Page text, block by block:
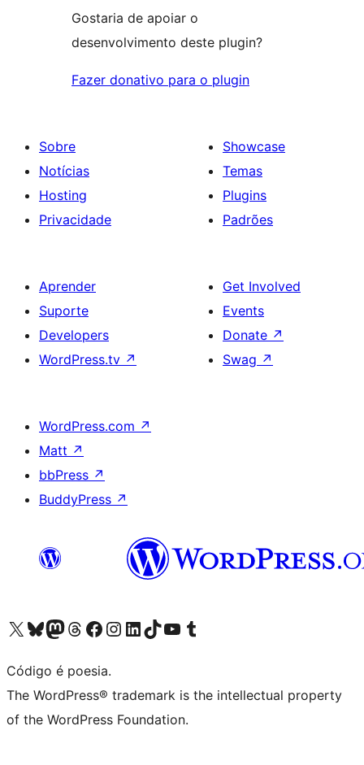
Gostaria de apoiar o
desenvolvimento deste plugin?
Fazer donativo para o plugin
Sobre
Notícias
Hosting
Privacidade
Showcase
Temas
Plugins
Padrões
Aprender
Suporte
Developers
WordPress.tv ↗
Get Involved
Events
Donate ↗
Swag ↗
WordPress.com ↗
Matt ↗
bbPress ↗
BuddyPress ↗
Visite a nossa conta X (antigo Twitter)
Visit our Bluesky account
Visit our Mastodon account
Visit our Threads account
Visite a nossa página do Facebook
Visite a nossa conta no Instagram
Visite a nossa conta no LinkedIn
Visit our TikTok account
Visit our YouTube channel
Visit our Tumblr account
Código é poesia.
The WordPress® trademark is the intellectual property
of the WordPress Foundation.